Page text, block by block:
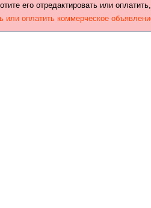
его отредактировать или
или оплатить коммерческое